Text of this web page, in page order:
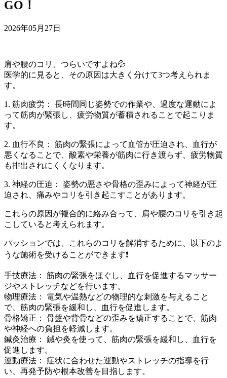
GO！
2026年05月27日
肩や腰のコリ、つらいですよね💦
医学的に見ると、その原因は大きく分けて3つ考えられま
す。
1. 筋肉疲労： 長時間同じ姿勢での作業や、過度な運動によ
って筋肉が緊張し、疲労物質が蓄積されることで起こりま
す。
2. 血行不良： 筋肉の緊張によって血管が圧迫され、血行が
悪くなることで、酸素や栄養が筋肉に行き渡らず、疲労物質
も排出されにくくなります。
3. 神経の圧迫： 姿勢の悪さや骨格の歪みによって神経が圧
迫され、痛みやコリを引き起こすことがあります。
これらの原因が複合的に絡み合って、肩や腰のコリを引き起
こしていると考えられます。
パッションでは、これらのコリを解消するために、以下のよ
うな施術を受けることができます❗
手技療法： 筋肉の緊張をほぐし、血行を促進するマッサー
ジやストレッチなどを行います。
物理療法： 電気や温熱などの物理的な刺激を与えること
で、筋肉の緊張を緩和し、血行を促進します。
骨格矯正： 骨盤や背骨などの歪みを矯正することで、筋肉
や神経への負担を軽減します。
鍼灸治療： 鍼や灸を使って、筋肉の緊張を緩和し、血行を
促進します。
運動療法： 症状に合わせた運動やストレッチの指導を行
い、再発予防や根本改善を目指します。